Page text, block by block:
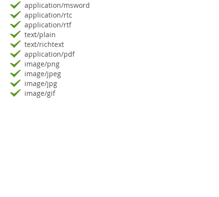
application/msword
application/rtc
application/rtf
text/plain
text/richtext
application/pdf
image/png
image/jpeg
image/jpg
image/gif